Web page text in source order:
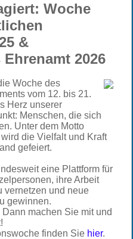
Woche
&
2026
Woche des
vom 12. bis 21.
Herz unserer
Menschen, die sich
Unter dem Motto
wird die Vielfalt und Kraft
gefeiert.
eine Plattform für
ihre Arbeit
vernetzen und neue
gewinnen.
machen Sie mit und
finden Sie hier.